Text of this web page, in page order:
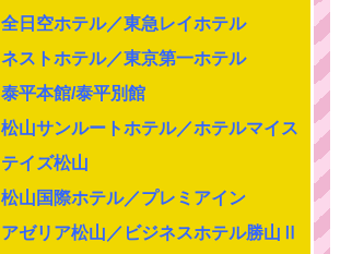
全日空ホテル／東急レイホテル
ネストホテル／東京第一ホテル
泰平本館/泰平別館
松山サンルートホテル／ホテルマイス
テイズ松山
松山国際ホテル／プレミアイン
アゼリア松山／ビジネスホテル勝山Ⅱ